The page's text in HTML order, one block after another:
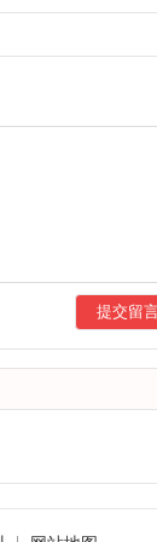
提交留